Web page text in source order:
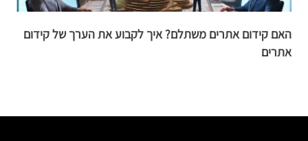
האם קידום אתרים משתלם? איך לקבוע את הערך של קידום
אתרים